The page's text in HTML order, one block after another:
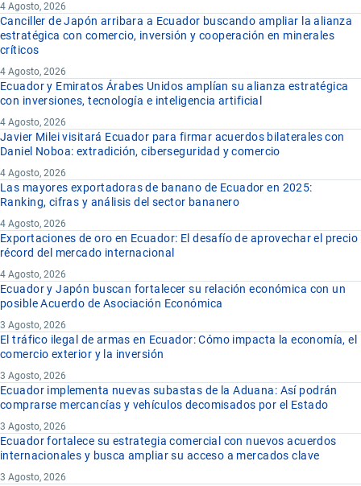
4 Agosto, 2026
Canciller de Japón arribara a Ecuador buscando ampliar la alianza
estratégica con comercio, inversión y cooperación en minerales
críticos
4 Agosto, 2026
Ecuador y Emiratos Árabes Unidos amplían su alianza estratégica
con inversiones, tecnología e inteligencia artificial
4 Agosto, 2026
Javier Milei visitará Ecuador para firmar acuerdos bilaterales con
Daniel Noboa: extradición, ciberseguridad y comercio
4 Agosto, 2026
Las mayores exportadoras de banano de Ecuador en 2025:
Ranking, cifras y análisis del sector bananero
4 Agosto, 2026
Exportaciones de oro en Ecuador: El desafío de aprovechar el precio
récord del mercado internacional
4 Agosto, 2026
Ecuador y Japón buscan fortalecer su relación económica con un
posible Acuerdo de Asociación Económica
3 Agosto, 2026
El tráfico ilegal de armas en Ecuador: Cómo impacta la economía, el
comercio exterior y la inversión
3 Agosto, 2026
Ecuador implementa nuevas subastas de la Aduana: Así podrán
comprarse mercancías y vehículos decomisados por el Estado
3 Agosto, 2026
Ecuador fortalece su estrategia comercial con nuevos acuerdos
internacionales y busca ampliar su acceso a mercados clave
3 Agosto, 2026